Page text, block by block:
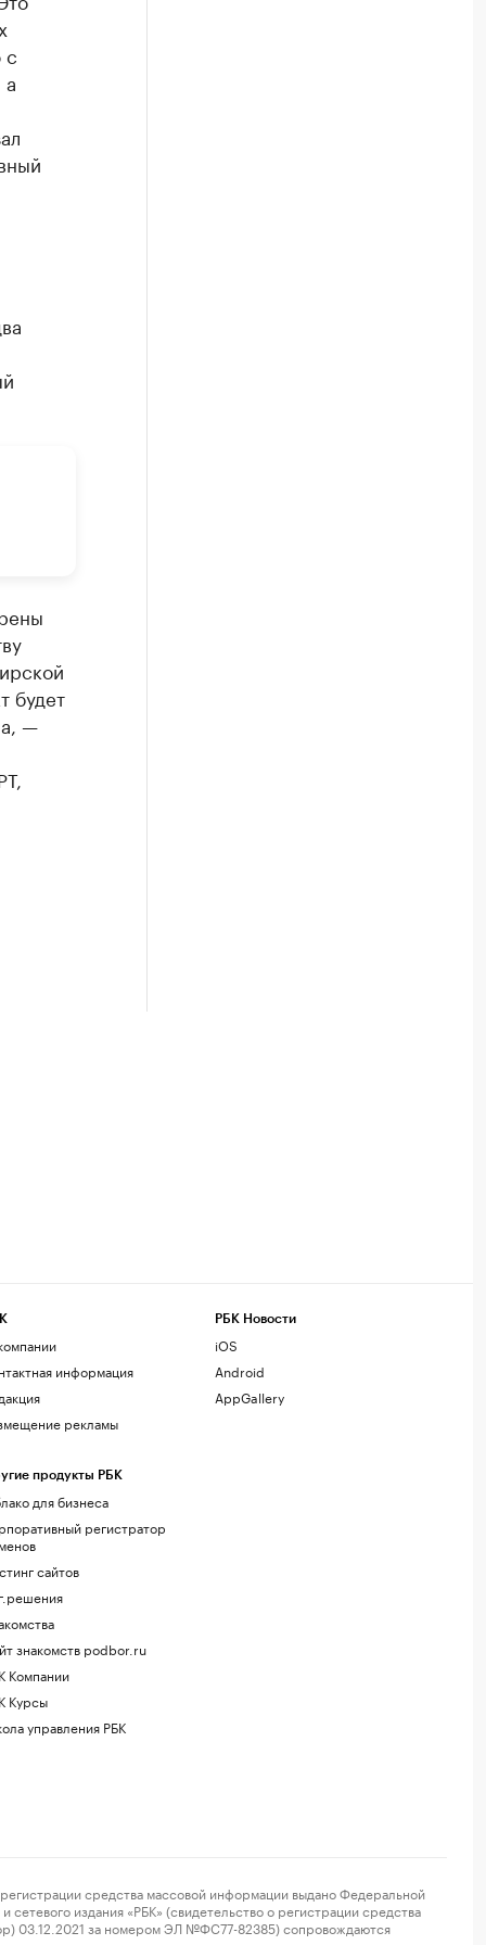
с
будет
—
информация
рекламы
продукты РБК
для бизнеса
регистратор
сайтов
знакомств podbor.ru
Компании
Курсы
управления РБК
РБК Новости
iOS
Android
AppGallery
средства массовой информации выдано Федеральной
издания «РБК» (свидетельство о регистрации средства
03.12.2021 за номером ЭЛ №ФС77-82385) сопровождаются